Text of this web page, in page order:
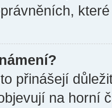
přinášejí
na horní